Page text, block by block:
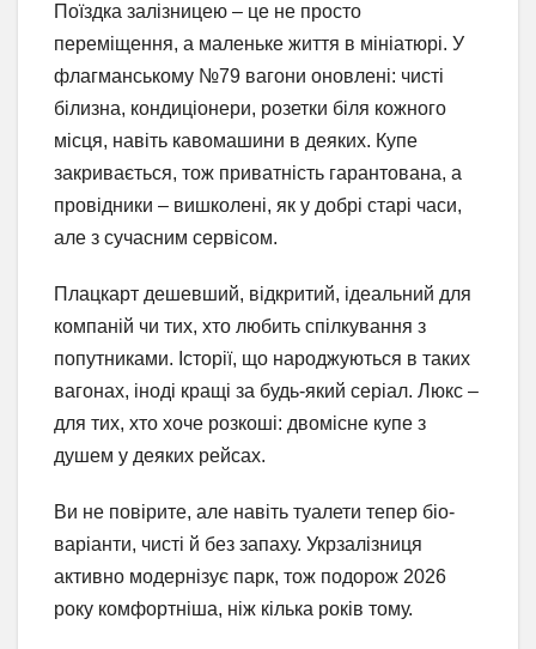
Поїздка залізницею – це не просто
переміщення, а маленьке життя в мініатюрі. У
флагманському №79 вагони оновлені: чисті
білизна, кондиціонери, розетки біля кожного
місця, навіть кавомашини в деяких. Купе
закривається, тож приватність гарантована, а
провідники – вишколені, як у добрі старі часи,
але з сучасним сервісом.
Плацкарт дешевший, відкритий, ідеальний для
компаній чи тих, хто любить спілкування з
попутниками. Історії, що народжуються в таких
вагонах, іноді кращі за будь-який серіал. Люкс –
для тих, хто хоче розкоші: двомісне купе з
душем у деяких рейсах.
Ви не повірите, але навіть туалети тепер біо-
варіанти, чисті й без запаху. Укрзалізниця
активно модернізує парк, тож подорож 2026
року комфортніша, ніж кілька років тому.